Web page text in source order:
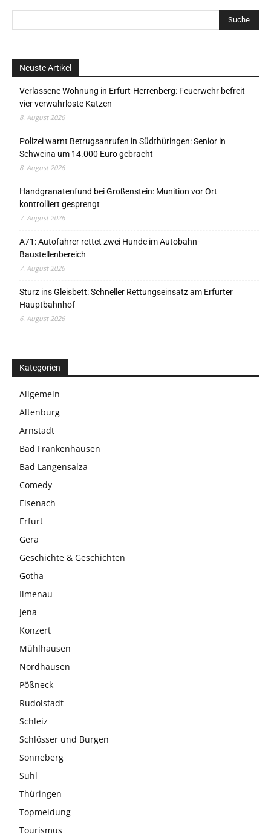
Neuste Artikel
Verlassene Wohnung in Erfurt-Herrenberg: Feuerwehr befreit
vier verwahrloste Katzen
8. August 2026
Polizei warnt Betrugsanrufen in Südthüringen: Senior in
Schweina um 14.000 Euro gebracht
8. August 2026
Handgranatenfund bei Großenstein: Munition vor Ort
kontrolliert gesprengt
7. August 2026
A71: Autofahrer rettet zwei Hunde im Autobahn-
Baustellenbereich
7. August 2026
Sturz ins Gleisbett: Schneller Rettungseinsatz am Erfurter
Hauptbahnhof
6. August 2026
Kategorien
Allgemein
Altenburg
Arnstadt
Bad Frankenhausen
Bad Langensalza
Comedy
Eisenach
Erfurt
Gera
Geschichte & Geschichten
Gotha
Ilmenau
Jena
Konzert
Mühlhausen
Nordhausen
Pößneck
Rudolstadt
Schleiz
Schlösser und Burgen
Sonneberg
Suhl
Thüringen
Topmeldung
Tourismus